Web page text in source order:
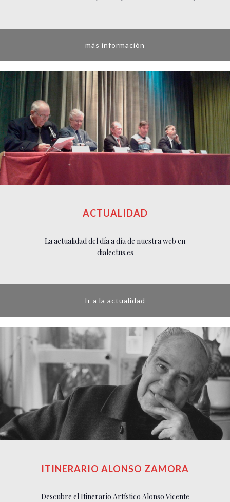
más información
ACTUALIDAD
La actualidad del día a día de nuestra web en
dialectus.es
Ir a la actualidad
ITINERARIO ALONSO ZAMORA
Descubre el Itinerario Artístico Alonso Vicente